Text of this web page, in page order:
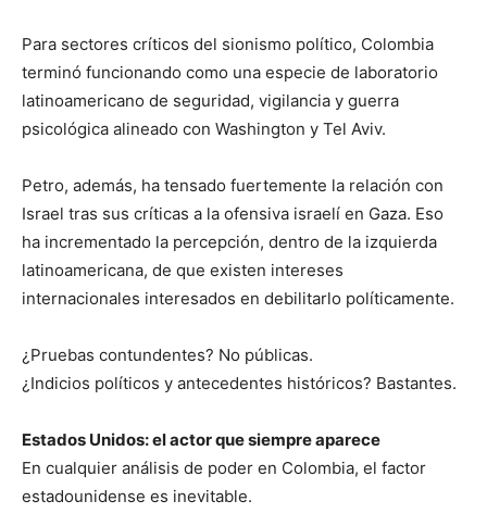
Para sectores críticos del sionismo político, Colombia
terminó funcionando como una especie de laboratorio
latinoamericano de seguridad, vigilancia y guerra
psicológica alineado con Washington y Tel Aviv.
Petro, además, ha tensado fuertemente la relación con
Israel tras sus críticas a la ofensiva israelí en Gaza. Eso
ha incrementado la percepción, dentro de la izquierda
latinoamericana, de que existen intereses
internacionales interesados en debilitarlo políticamente.
¿Pruebas contundentes? No públicas.
¿Indicios políticos y antecedentes históricos? Bastantes.
Estados Unidos: el actor que siempre aparece
En cualquier análisis de poder en Colombia, el factor
estadounidense es inevitable.